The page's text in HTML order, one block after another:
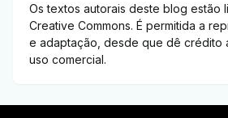
Os textos autorais deste blog estão
Creative Commons. É permitida a
e adaptação, desde que dê crédito
uso comercial.